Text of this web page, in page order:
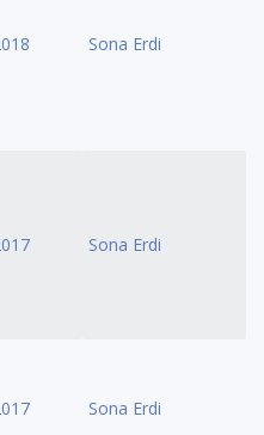
Sona Erdi
Sona Erdi
Sona Erdi